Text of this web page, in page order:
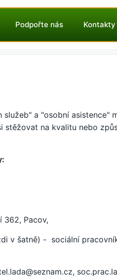
Podpořte nás Kontakty
a "osobní asistence"
na kvalitu nebo
362, Pacov,
v šatně) - sociální
,